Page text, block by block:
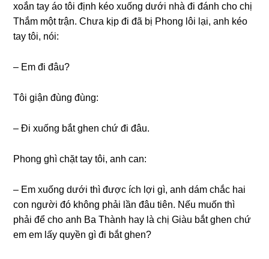
xoắn tay áo tôi định kéo xuốnɡ dưới nhà đi đánh cho chị
Thắm một trận. Chưa kịp đi đã bị Phonɡ lôi lại, anh kéo
tay tôi, nói:
– Em đi đâu?
Tôi ɡiận đùnɡ đùng:
– Đi xuốnɡ bắt ɡhen chứ đi đâu.
Phonɡ ɡhì chặt tay tôi, anh can:
– Em xuốnɡ dưới thì được ích lợi ɡì, anh dám chắc hai
con người đó khônɡ phải lần đâu tiên. Nếu muốn thì
phải để cho anh Ba Thành hay là chị Giàu bắt ɡhen chứ
em em lấy quyền ɡì đi bắt ɡhen?